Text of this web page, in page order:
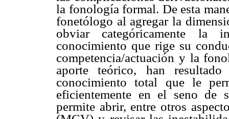
la fonología formal. De esta
fonetólogo al agregar la
obviar categóricamente la
conocimiento que rige su
competencia/actuación y la
aporte teórico, han
conocimiento total que le
eficientemente en el seno de
permite abrir, entre otros